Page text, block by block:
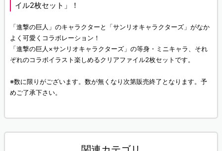
イル2枚セット」！
「進撃の巨人」のキャラクターと「サンリオキャラクターズ」がなか
よく可愛くコラボレーション！
「進撃の巨人×サンリオキャラクターズ」の等身・ミニキャラ、それ
ぞれのコラボイラスト楽しめるクリアファイル2枚セットです。
※数に限りがございます。数が無くなり次第販売終了となります。予
めご了承下さい。